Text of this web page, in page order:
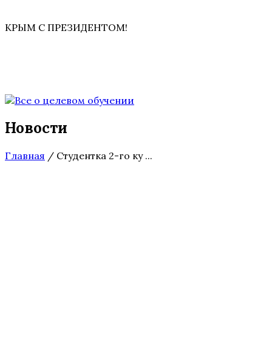
КРЫМ С ПРЕЗИДЕНТОМ!
Новости
Главная / Студентка 2-го ку ...